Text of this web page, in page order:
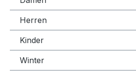
Herren
Kinder
Winter